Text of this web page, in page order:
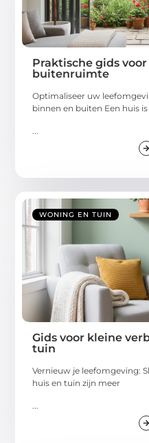
Praktische gids
buitenruimte
Optimaliseer uw
binnen en buiten Een huis
WONING EN TUIN
Gids voor kleine
tuin
Vernieuw je leefomgeving:
huis en tuin zijn meer